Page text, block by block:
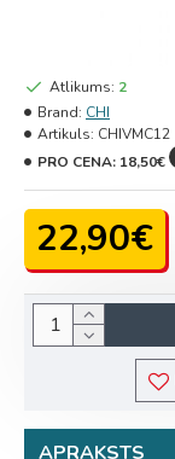
22,90€
Atlikums: 2
Brand: CHI
Artikuls: CHIVMC12
PRO CENA: 18,50€
APRAKSTS